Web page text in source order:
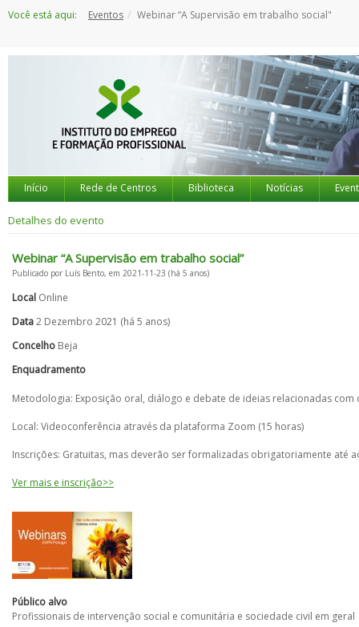
paraVocê está aqui: Eventos Webinar “A Supervisão em trabalho social"
Início Rede de Centros Biblioteca Notícias
Detalhes do evento
Webinar “A Supervisão em trabalho social”
Publicado por Luís Bento, em 2021-11-23 (há 5 anos)
Local Online
Data2 Dezembro 2021 (há 5 anos)
Concelho Beja
Enquadramento
Metodologia: Exposição oral, diálogo e debate de ideias relacionadas com
Local: Videoconferência através da plataforma Zoom (15 horas)
Inscrições: Gratuitas, mas deverão ser formalizadas obrigatoriamente até
Ver mais e inscrição>>
Público alvo
Profissionais de intervenção social e comunitária e sociedade civil em geral